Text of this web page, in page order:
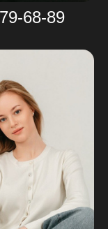
68-89